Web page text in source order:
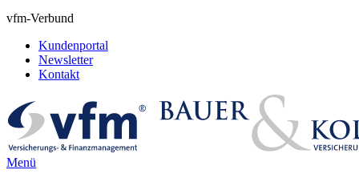
vfm-Verbund
Kundenportal
Newsletter
Kontakt
Menü